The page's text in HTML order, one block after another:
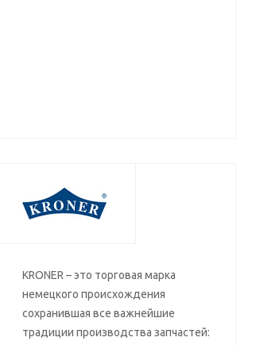
KRONER – это торговая марка
немецкого происхождения
сохранившая все важнейшие
традиции производства запчастей: